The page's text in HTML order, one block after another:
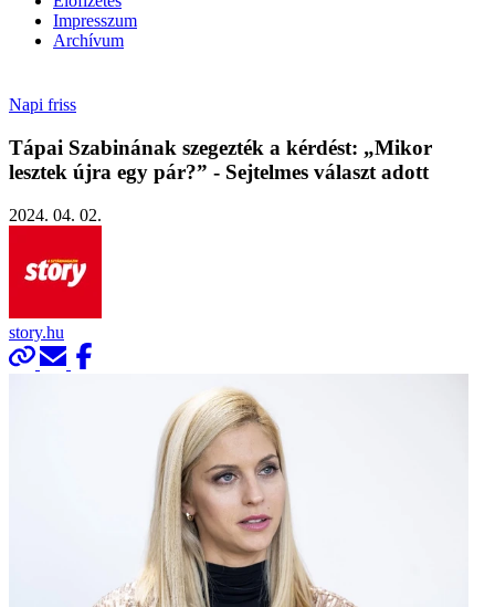
Impresszum
Archívum
Napi friss
Tápai Szabinának szegezték a kérdést: „Mikor
lesztek újra egy pár?” - Sejtelmes választ adott
2024. 04. 02.
story.hu